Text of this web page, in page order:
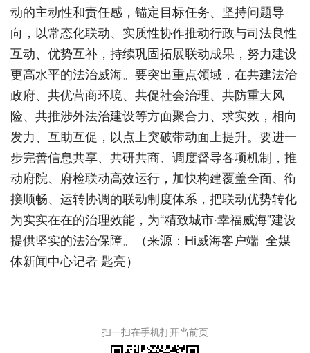
动的主动性和责任感，锚定目标任务、坚持问题导
向，以常态化联动、实质性协作推动行政与司法良性
互动、优势互补，持续巩固拓展联动成果，努力建设
更高水平的法治威海。要突出重点领域，在共建法治
政府、共优营商环境、共促社会治理、共防重大风
险、共推涉外法治建设等方面聚合力、求实效，相向
发力、互助互促，以点上突破带动面上提升。要进一
步完善信息共享、共研共商、调度督导各项机制，推
动府院、府检联动高效运行，加快构建覆盖全面、衔
接顺畅、运转协调的联动制度体系，把联动优势转化
为实实在在的治理效能，为“精致城市·幸福威海”建设
提供坚实的法治保障。（来源：Hi威海客户端 全媒
体新闻中心记者 匙亮）
扫一扫在手机打开当前页